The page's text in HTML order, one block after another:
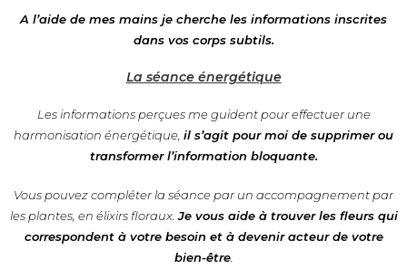
A l’aide de mes mains je cherche les informations inscrites
dans vos corps subtils.
La séance énergétique
Les informations perçues me guident pour effectuer une
harmonisation énergétique, il s’agit pour moi de supprimer ou
transformer l’information bloquante.
Vous pouvez compléter la séance par un accompagnement par
les plantes, en élixirs floraux.Je vous aide à trouver les fleurs qui
correspondent à votre besoin et à devenir acteur de votre
bien-être.